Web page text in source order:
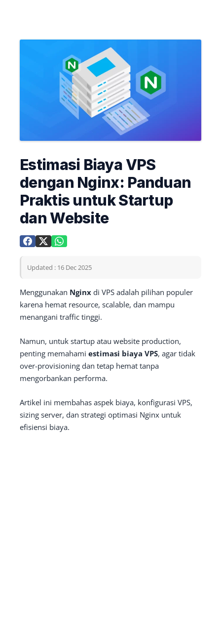
Estimasi Biaya VPS
dengan Nginx: Panduan
Praktis untuk Startup
dan Website
Updated : 16 Dec 2025
Menggunakan Nginx di VPS adalah pilihan populer
karena hemat resource, scalable, dan mampu
menangani traffic tinggi.
Namun, untuk startup atau website production,
penting memahami estimasi biaya VPS, agar tidak
over-provisioning dan tetap hemat tanpa
mengorbankan performa.
Artikel ini membahas aspek biaya, konfigurasi VPS,
sizing server, dan strategi optimasi Nginx untuk
efisiensi biaya.